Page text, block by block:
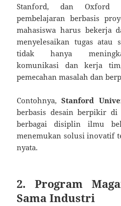
Stanford, dan Oxford
pembelajaran berbasis
mahasiswa harus bekerja
menyelesaikan tugas atau
tidak hanya
komunikasi dan kerja
pemecahan masalah dan
Contohnya,Stanford
berbasis desain berpikir di
berbagai disiplin ilmu
menemukan solusi inovatif
nyata.
2. Program
Sama Industri